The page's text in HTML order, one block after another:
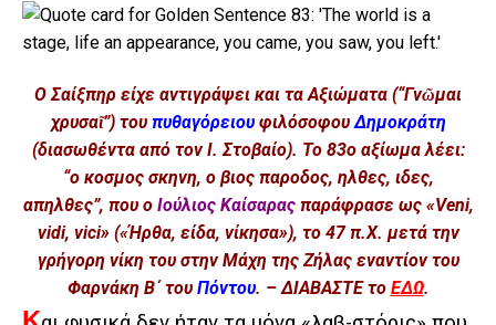
Ο Σαίξπηρ είχε αντιγράψει και τα Αξιώματα (“Γνῶμαι
χρυσαῖ”) του πυθαγόρειουφιλόσοφουΔημοκράτη
(διασωθέντα από τον Ι. Στοβαίο). Το 83ο αξίωμα λέει:
“ο κοσμος σκηνη, ο βιος παροδος, ηλθες, ιδες,
απηλθες”, που ο Ιούλιος Καίσαραςπαράφρασε ως «Veni,
vidi, vici» («Ήρθα, είδα, νίκησα»), το 47 π.Χ. μετά την
γρήγορη νίκη του στην Μάχη της Ζήλας εναντίον του
Φαρνάκη Β΄ του Πόντου. – ΔΙΑΒΑΣΤΕ το ΕΔΩ.